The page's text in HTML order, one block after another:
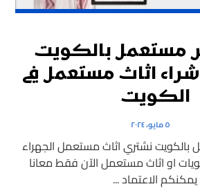
مستعمل بالكويت
90002751|شراء اثاث مستعمل في
الكويت
٥ مايو، ٢٠٢٤
نشتري اثاث مستعمل الجهراء
او اثاث مستعمل الآن فقط معانا
يمكنكم الاعتماد ...